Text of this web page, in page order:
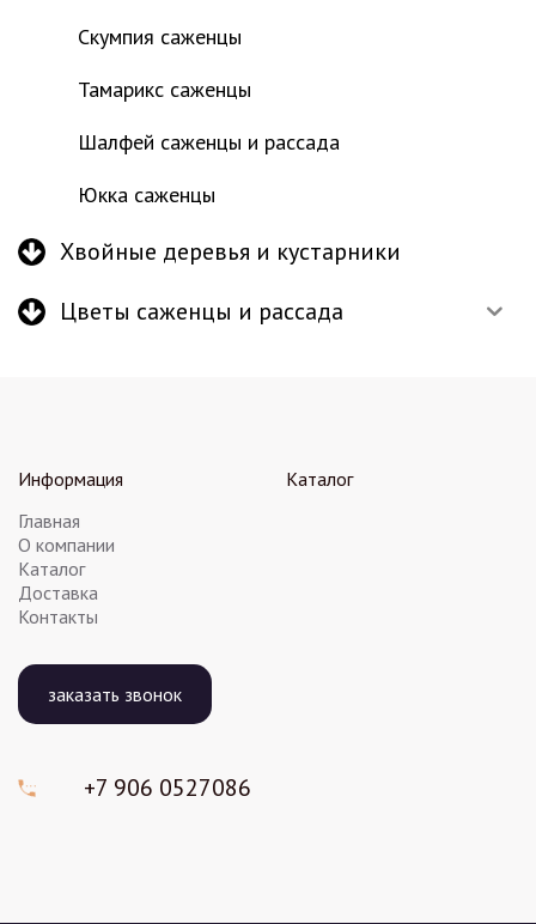
Скумпия саженцы
Тамарикс саженцы
Шалфей саженцы и рассада
Юкка саженцы
Хвойные деревья и кустарники
Цветы саженцы и рассада
Информация
Главная
О компании
Каталог
Доставка
Контакты
Каталог
заказать звонок
+7 906 0527086